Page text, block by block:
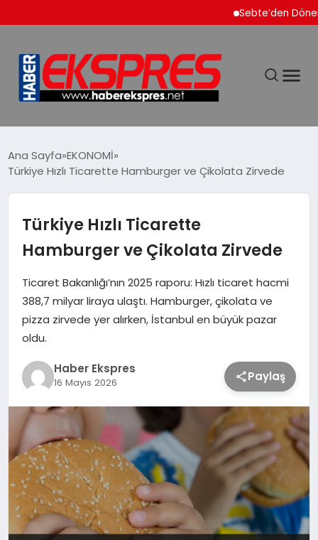
Sebte’den Dönen
SİYASET
YAŞAM
TEKNOLOJİ
MAGAZİN
EĞİTİM
Ana Sayfa EKONOMİ
Türkiye Hızlı Ticarette Hamburger ve Çikolata Zirvede
Türkiye Hızlı Ticarette
Hamburger ve Çikolata Zirvede
Ticaret Bakanlığı’nın 2025 raporu: Hızlı ticaret hacmi
388,7 milyar liraya ulaştı. Hamburger, çikolata ve
pizza zirvede yer alırken, İstanbul en büyük pazar
oldu.
Haber Ekspres
16 Mayıs 2026 Paylaş